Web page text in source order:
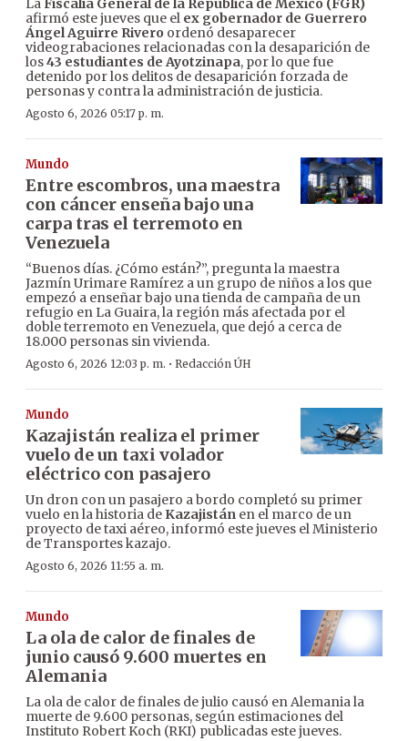
La Fiscalía General de la República de México (FGR)
afirmó este jueves que el ex gobernador de Guerrero
Ángel Aguirre Rivero ordenó desaparecer
videograbaciones relacionadas con la desaparición de
los43 estudiantes de Ayotzinapa, por lo que fue
detenido por los delitos de desaparición forzada de
personas y contra la administración de justicia.
Agosto 6, 2026 05:17 p. m.
Mundo
Entre escombros, una maestra
con cáncer enseña bajo una
carpa tras el terremoto en
Venezuela
“Buenos días. ¿Cómo están?”, pregunta la maestra
Jazmín Urimare Ramírez a un grupo de niños a los que
empezó a enseñar bajo una tienda de campaña de un
refugio en La Guaira, la región más afectada por el
doble terremoto en Venezuela, que dejó a cerca de
18.000 personas sin vivienda.
Agosto 6, 2026 12:03 p. m. · Redacción ÚH
Mundo
Kazajistán realiza el primer
vuelo de un taxi volador
eléctrico con pasajero
Un dron con un pasajero a bordo completó su primer
vuelo en la historia de Kazajistán en el marco de un
proyecto de taxi aéreo, informó este jueves el Ministerio
de Transportes kazajo.
Agosto 6, 2026 11:55 a. m.
Mundo
La ola de calor de finales de
junio causó 9.600 muertes en
Alemania
La ola de calor de finales de julio causó en Alemania la
muerte de 9.600 personas, según estimaciones del
Instituto Robert Koch (RKI) publicadas este jueves.